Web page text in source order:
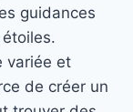
guidances
variée et
de créer un